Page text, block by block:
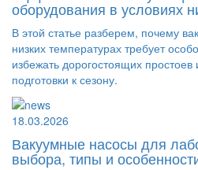
оборудования в условиях
В этой статье разберем, почему
низких температурах требует
избежать дорогостоящих простоев
подготовки к сезону.
18.03.2026
Вакуумные насосы для
выбора, типы и